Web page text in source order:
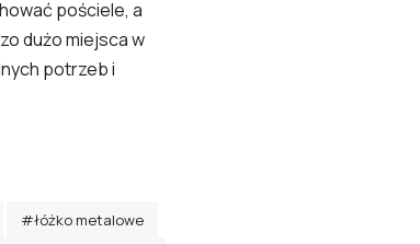
pościele, a
dużo miejsca w
potrzeb i
#łóżko metalowe